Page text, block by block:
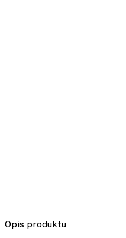
Opis produktu